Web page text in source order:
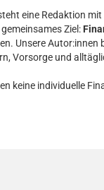
eine Redaktion
Ziel:
Unsere Autor:innen
Vorsorge und
keine individuelle